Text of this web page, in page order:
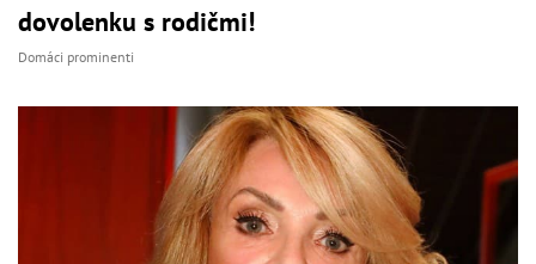
dovolenku s rodičmi!
Domáci prominenti